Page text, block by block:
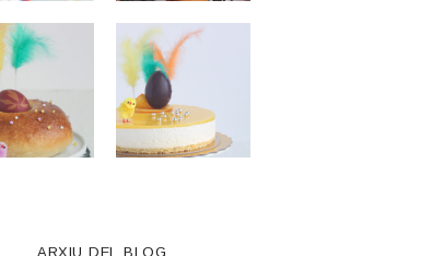
ARXIU DEL BLOG